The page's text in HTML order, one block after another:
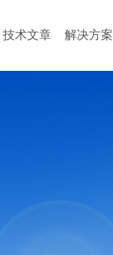
技术文章 解决方案